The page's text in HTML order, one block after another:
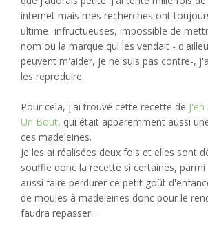
internet mais mes recherches ont
ultime- infructueuses, impossible de
nom ou la marque qui les vendait -
peuvent m'aider, je ne suis pas contre-,
les reproduire.
Pour cela, j'ai trouvé cette recette de
Un Bout, qui était apparemment aussi
ces madeleines.
Je les ai réalisées deux fois et elles sont
souffle donc la recette si certaines,
aussi faire perdurer ce petit goût
de moules à madeleines donc pour le
faudra repasser...